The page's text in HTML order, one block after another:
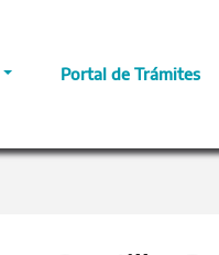
Portal de Trámites